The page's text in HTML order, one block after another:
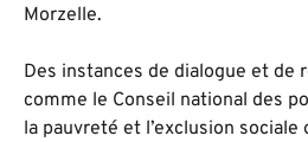
Morzelle.
Des instances de dialogue et de
comme le Conseil national des
la pauvreté et l’exclusion